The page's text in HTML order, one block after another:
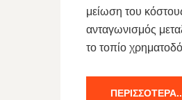
μείωση του
ανταγωνισμός
το τοπίο